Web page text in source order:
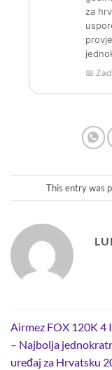
za
📅
This entry was
Airmez FOX 120K 4
– Najbolja
uređaj za Hrvatsku